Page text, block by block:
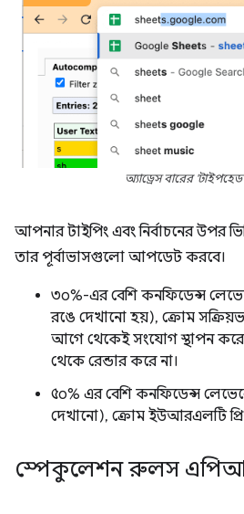
অ্যাড্রেস বারের 'টাইপহেড'
আপনার টাইপিং এবং নির্বাচনের উপর
তার পূর্বাভাসগুলো আপডেট করবে।
৩০%-এর বেশি কনফিডেন্স
রঙে দেখানো হয়), ক্রোম
আগে থেকেই সংযোগ স্থাপন
থেকে রেন্ডার করে না।
৫০% এর বেশি কনফিডেন্স
দেখানো), ক্রোম ইউআরএলটি
স্পেকুলেশন রুলস